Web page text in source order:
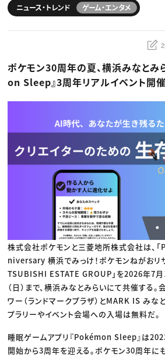
スキルアップしたい！ トップ
デザイン
動画配信・映像制作
ディレクション
業界解説・キャリア事情
お役立ち基礎知識
TOP Creator’s コラム
ゲームクリエイター
映像クリエイター
マーケッター
C＆R Magazine
ニュース・トレンド
ゲーム・エンタメ
広告
出版
CREATIVE VILLAGEからのお知らせ
プロフェッショナル×つながる
ニュース・トレンド ゲーム・エンタメ
ポケモン30周年の夏、横浜みなとみ
on Sleep』3周年リアルイベント開催
株式会社ポケモンと三菱地所株式会社は、
niversary 横浜でみっけ！ポケモンねがお
TSUBISHI ESTATE GROUP」を2026年7月
（日）まで、横浜みなとみらいにて共催する
ワー（ランドマークプラザ）とMARK IS みな
プラリーやイベント会場への入場は無料だ。
睡眠ゲームアプリ『Pokémon Sleep』は
開始から3周年を迎える。ポケモン30周年に